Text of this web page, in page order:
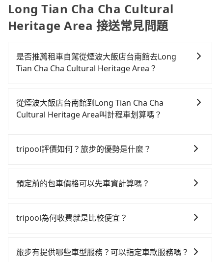
Long Tian Cha Cha Cultural
Heritage Area 接送常見問題
是否推薦租車自駕從煙波大飯店台南館去Long
Tian Cha Cha Cultural Heritage Area？
對的時間彈性，最重要的是你當天就要來回，那在台南
路邊可隨租隨借的iRent應該是你最便宜選擇。註冊完
Cha Cha Cultural Heritage Area的花費預估為
費用預估進去，但額外的汽車保險與可能的罰單都需自
數超過四位，更是沒有較大的七人座或九人座可供選
修理，每一次租車都好像在開樂透一樣。另外，偶爾也
從煙波大飯店台南館到Long Tian Cha Cha
Cultural Heritage Area叫計程車划算嗎？
灣大車隊、Uber、Line Taxi、Yoxi等，如果在路邊攔不
價格約為855~1,000元間。不過台南市僅有合法計程車
市有些計程車司機不按錶計費，約有17%會採現場議
Heritage Area的跳表小黃可能較為便宜，但仍有臨時攔
tripool評價如何？旅步的優勢是什麼？
定及可靠的，大多數的使用者都給予了高分評價。此
車前一日凌晨6點前取消均可無條件全額退費的承諾，讓
預定前的包車價格可以先車資計算嗎？
無隱藏費用，讓您可以隨時掌握交通開支。
tripool為何收費就是比較便宜？
一次使用tripool的會擔心價格比市價便宜不少，是不是
旅步有提供哪些車型服務？可以指定車款服務嗎？